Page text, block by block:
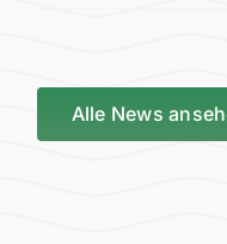
Alle News